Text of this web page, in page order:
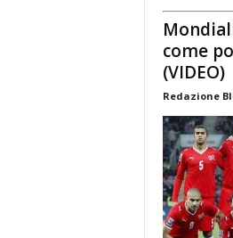
come
(VIDEO)
Redazione